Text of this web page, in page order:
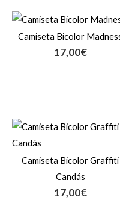
Camiseta Bicolor
17,00€
Camiseta Bicolor Graffiti
Candás
17,00€